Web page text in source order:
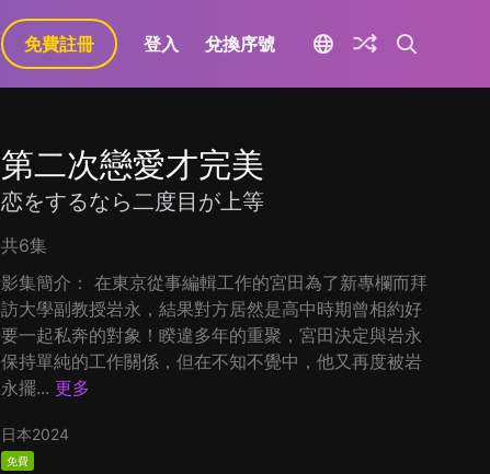
免費註冊 登入 兌換序號
第二次戀愛才完美
恋をするなら二度目が上等
共6集
影集簡介： 在東京從事編輯工作的宮田為了新專欄而拜
訪大學副教授岩永，結果對方居然是高中時期曾相約好
要一起私奔的對象！睽違多年的重聚，宮田決定與岩永
保持單純的工作關係，但在不知不覺中，他又再度被岩
永擺... 更多
日本2024
免費